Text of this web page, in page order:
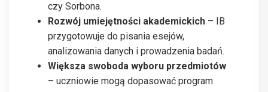
czy Sorbona.
Rozwój umiejętności akademickich – IB
przygotowuje do pisania esejów,
analizowania danych i prowadzenia badań.
Większa swoboda wyboru przedmiotów
– uczniowie mogą dopasować program